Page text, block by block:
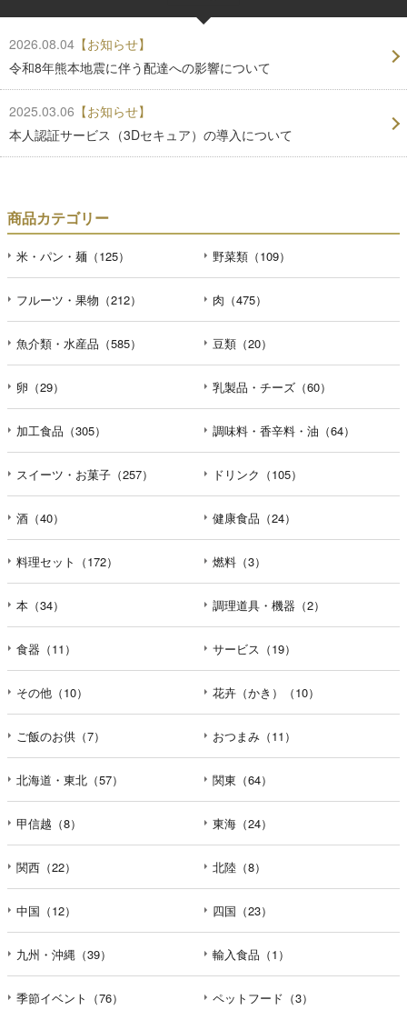
2026.08.04 【お知らせ】
令和8年熊本地震に伴う配達への影響について
2025.03.06 【お知らせ】
本人認証サービス（3Dセキュア）の導入について
商品カテゴリー
米・パン・麺（125） 野菜類（109）
フルーツ・果物（212） 肉（475）
魚介類・水産品（585） 豆類（20）
卵（29） 乳製品・チーズ（60）
加工食品（305） 調味料・香辛料・油（64）
スイーツ・お菓子（257） ドリンク（105）
酒（40） 健康食品（24）
料理セット（172） 燃料（3）
本（34） 調理道具・機器（2）
食器（11） サービス（19）
その他（10） 花卉（かき）（10）
ご飯のお供（7） おつまみ（11）
北海道・東北（57） 関東（64）
甲信越（8） 東海（24）
関西（22） 北陸（8）
中国（12） 四国（23）
九州・沖縄（39） 輸入食品（1）
季節イベント（76） ペットフード（3）